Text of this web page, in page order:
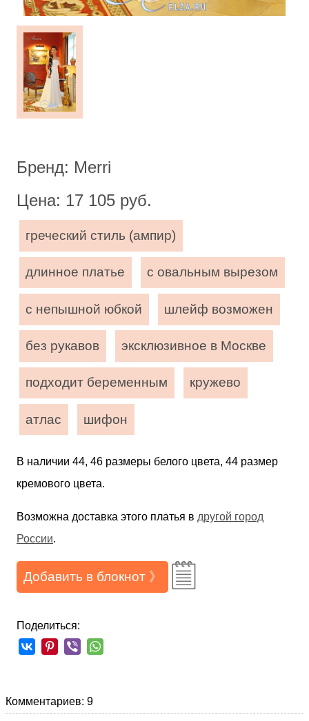
Бренд: Merri
Цена: 17 105 руб.
греческий стиль (ампир)
длинное платье с овальным вырезом
с непышной юбкой шлейф возможен
без рукавов эксклюзивное в Москве
подходит беременным кружево
атлас шифон
В наличии 44, 46 размеры белого цвета, 44 размер
кремового цвета.
Возможна доставка этого платья в другой город
России.
Добавить в блокнот 》
Поделиться:
Комментариев: 9